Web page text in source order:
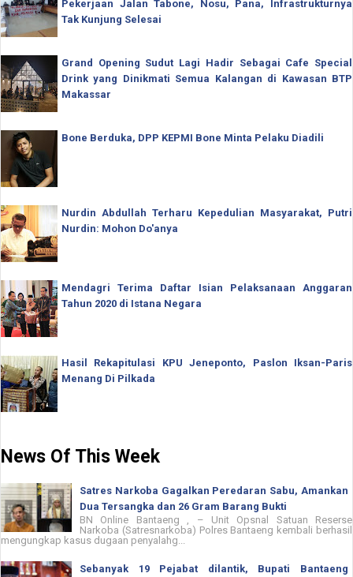
Pekerjaan Jalan Tabone, Nosu, Pana, Infrastrukturnya
Tak Kunjung Selesai
Grand Opening Sudut Lagi Hadir Sebagai Cafe Special
Drink yang Dinikmati Semua Kalangan di Kawasan BTP
Makassar
Bone Berduka, DPP KEPMI Bone Minta Pelaku Diadili
Nurdin Abdullah Terharu Kepedulian Masyarakat, Putri
Nurdin: Mohon Do'anya
Mendagri Terima Daftar Isian Pelaksanaan Anggaran
Tahun 2020 di Istana Negara
Hasil Rekapitulasi KPU Jeneponto, Paslon Iksan-Paris
Menang Di Pilkada
News Of This Week
Satres Narkoba Gagalkan Peredaran Sabu, Amankan
Dua Tersangka dan 26 Gram Barang Bukti
BN Online Bantaeng , – Unit Opsnal Satuan Reserse
Narkoba (Satresnarkoba) Polres Bantaeng kembali berhasil
mengungkap kasus dugaan penyalahg...
Sebanyak 19 Pejabat dilantik, Bupati Bantaeng